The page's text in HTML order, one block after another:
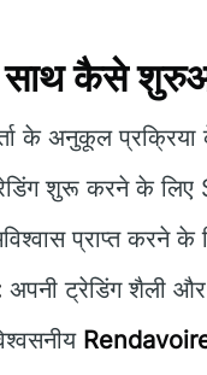
कैसे
के अनुकूल प्रक्रिया
शुरू करने के
प्राप्त करने
अपनी ट्रेडिंग शैली